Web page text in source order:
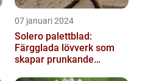
07 januari 2024
Solero palettblad:
Färgglada lövverk som
skapar prunkande